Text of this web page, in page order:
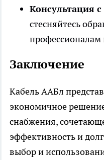
Консультация
стесняйтесь
профессионалам
Заключение
Кабель ААБл
экономичное
снабжения,
эффективность и
выбор и